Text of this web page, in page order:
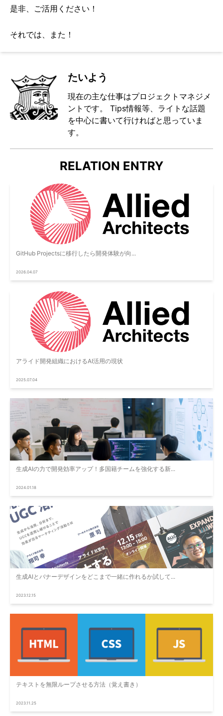
是非、ご活用ください！
それでは、また！
たいよう
現在の主な仕事はプロジェクトマネジメ
ントです。 Tips情報等、ライトな話題
を中心に書いて行ければと思っていま
す。
RELATION ENTRY
GitHub Projectsに移行したら開発体験が向...
2026.04.07
アライド開発組織におけるAI活用の現状
2025.07.04
生成AIの力で開発効率アップ！多国籍チームを強化する新...
2024.01.18
生成AIとバナーデザインをどこまで一緒に作れるか試して...
2023.12.15
テキストを無限ループさせる方法（覚え書き）
2023.11.25